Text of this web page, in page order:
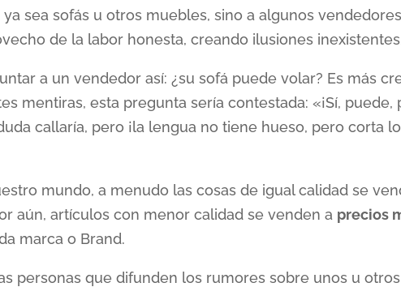
sea sofás u otros muebles, sino a algunos vendedores
de la labor honesta, creando ilusiones
a un vendedor así: ¿su sofá puede volar? Es más
mentiras, esta pregunta sería contestada: «¡Sí, puede,
callaría, pero ¡la lengua no tiene hueso, pero corta lo
mundo, a menudo las cosas de igual calidad se
aún, artículos con menor calidad se venden a precios
marca o Brand.
personas que difunden los rumores sobre unos u otros